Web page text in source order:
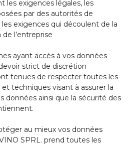
les exigences légales, les
par des autorités de
exigences qui découlent de la
l’entreprise
ayant accès à vos données
strict de discrétion
tenues de respecter toutes les
techniques visant à assurer la
données ainsi que la sécurité des
au mieux vos données
SPRL. prend toutes les